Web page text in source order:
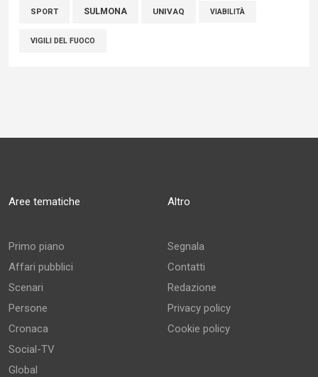
SPORT SULMONA UNIVAQ VIABILITÀ
VIGILI DEL FUOCO
Aree tematiche
Primo piano
Affari pubblici
Scenari
Persone
Cronaca
Social-TV
Global
Altro
Segnala
Contatti
Redazione
Privacy policy
Cookie policy